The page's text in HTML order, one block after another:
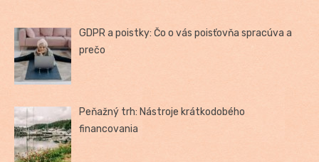
GDPR a poistky: Čo o vás poisťovňa spracúva a
prečo
Peňažný trh: Nástroje krátkodobého
financovania